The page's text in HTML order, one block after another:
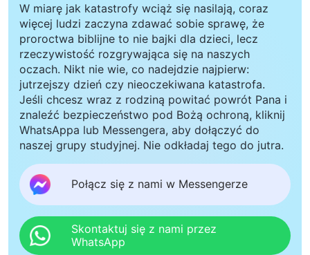
W miarę jak katastrofy wciąż się nasilają, coraz
więcej ludzi zaczyna zdawać sobie sprawę, że
proroctwa biblijne to nie bajki dla dzieci, lecz
rzeczywistość rozgrywająca się na naszych
oczach. Nikt nie wie, co nadejdzie najpierw:
jutrzejszy dzień czy nieoczekiwana katastrofa.
Jeśli chcesz wraz z rodziną powitać powrót Pana i
znaleźć bezpieczeństwo pod Bożą ochroną, kliknij
WhatsAppa lub Messengera, aby dołączyć do
naszej grupy studyjnej. Nie odkładaj tego do jutra.
Połącz się z nami w Messengerze
Skontaktuj się z nami przez
WhatsApp